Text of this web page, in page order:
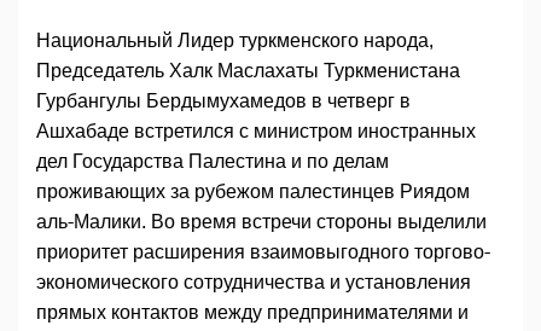
Национальный Лидер туркменского народа,
Председатель Халк Маслахаты Туркменистана
Гурбангулы Бердымухамедов в четверг в
Ашхабаде встретился с министром иностранных
дел Государства Палестина и по делам
проживающих за рубежом палестинцев Риядом
аль-Малики. Во время встречи стороны выделили
приоритет расширения взаимовыгодного торгово-
экономического сотрудничества и установления
прямых контактов между предпринимателями и